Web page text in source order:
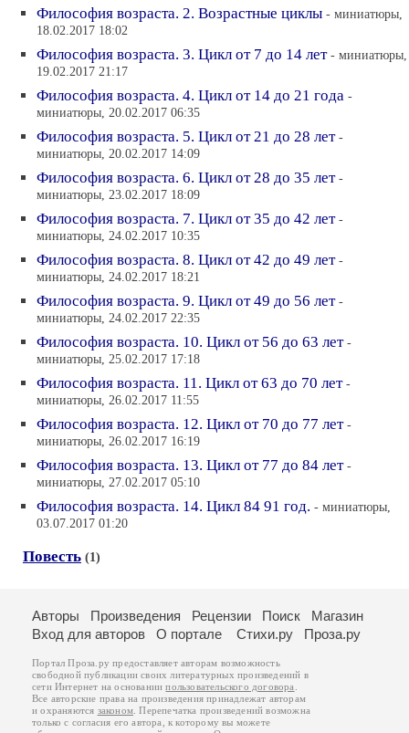
Философия возраста. 2. Возрастные циклы - миниатюры,
18.02.2017 18:02
Философия возраста. 3. Цикл от 7 до 14 лет - миниатюры,
19.02.2017 21:17
Философия возраста. 4. Цикл от 14 до 21 года -
миниатюры, 20.02.2017 06:35
Философия возраста. 5. Цикл от 21 до 28 лет -
миниатюры, 20.02.2017 14:09
Философия возраста. 6. Цикл от 28 до 35 лет -
миниатюры, 23.02.2017 18:09
Философия возраста. 7. Цикл от 35 до 42 лет -
миниатюры, 24.02.2017 10:35
Философия возраста. 8. Цикл от 42 до 49 лет -
миниатюры, 24.02.2017 18:21
Философия возраста. 9. Цикл от 49 до 56 лет -
миниатюры, 24.02.2017 22:35
Философия возраста. 10. Цикл от 56 до 63 лет -
миниатюры, 25.02.2017 17:18
Философия возраста. 11. Цикл от 63 до 70 лет -
миниатюры, 26.02.2017 11:55
Философия возраста. 12. Цикл от 70 до 77 лет -
миниатюры, 26.02.2017 16:19
Философия возраста. 13. Цикл от 77 до 84 лет -
миниатюры, 27.02.2017 05:10
Философия возраста. 14. Цикл 84 91 год. - миниатюры,
03.07.2017 01:20
Повесть (1)
Авторы Произведения Рецензии Поиск
Магазин
Вход для авторов
О портале Стихи.ру Проза.ру
Портал Проза.ру предоставляет авторам возможность
свободной публикации своих литературных произведений в
сети Интернет на основаниипользовательского договора
Все авторские права на произведения принадлежат авторам
и охраняются законом . Перепечатка произведений возможна
только с согласия его автора, к которому вы можете